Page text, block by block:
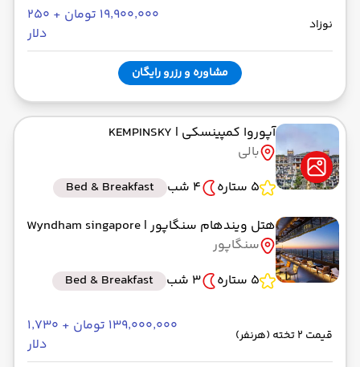
نوزاد
۱۹٬۹۰۰٬۰۰۰ تومان + ۲۵۰
دلار
مشاوره و رزرو رایگان
آپوروا کمپینسکی | KEMPINSKY
بالی
5 ستاره
4 شب
Bed & Breakfast
هتل ویندهام سنگاپور| Wyndham singapore
سنگاپور
5 ستاره
3 شب Bed & Breakfast
قیمت 2 تخته (هرنفر)
۱۳۹٬۰۰۰٬۰۰۰ تومان + ۱٬۷۳۰
دلار